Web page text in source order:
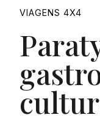
VIAGENS 4X4